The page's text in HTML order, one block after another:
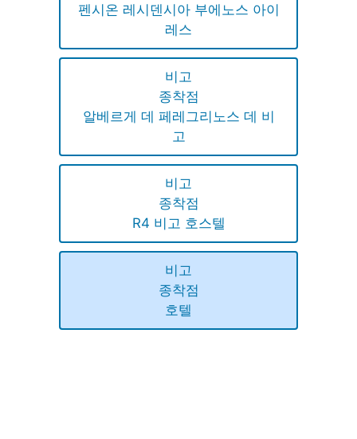
펜시온 레시덴시아 부에노스 아이
레스
비고
종착점
알베르게 데 페레그리노스 데 비
고
비고
종착점
R4 비고 호스텔
비고
종착점
호텔